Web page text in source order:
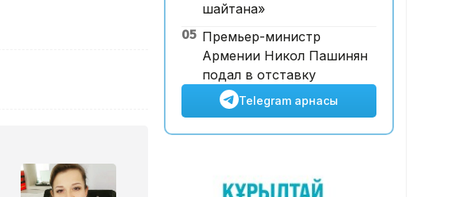
шайтана»
05 Премьер-министр
Армении Никол Пашинян
подал в отставку
Telegram арнасы